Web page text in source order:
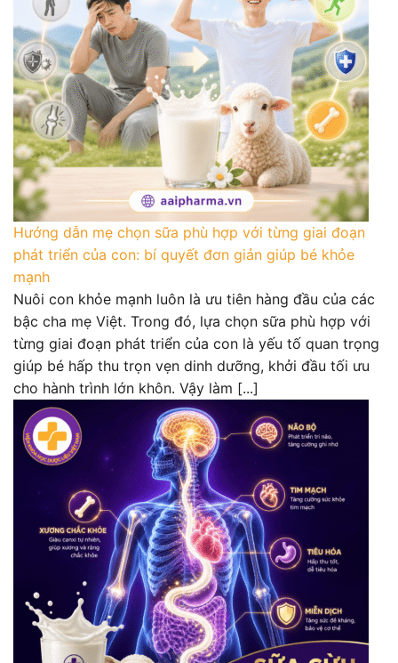
Hướng dẫn mẹ chọn sữa phù hợp với từng giai đoạn
phát triển của con: bí quyết đơn giản giúp bé khỏe
mạnh
Nuôi con khỏe mạnh luôn là ưu tiên hàng đầu của các
bậc cha mẹ Việt. Trong đó, lựa chọn sữa phù hợp với
từng giai đoạn phát triển của con là yếu tố quan trọng
giúp bé hấp thu trọn vẹn dinh dưỡng, khởi đầu tối ưu
cho hành trình lớn khôn. Vậy làm [...]